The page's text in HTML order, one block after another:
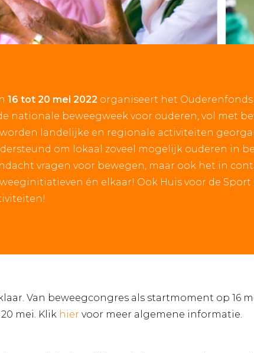
16 tot 20 mei 2022 organiseert het Ouderenfonds
nationale beweegweek voor ouderen, vol met
worden landelijke en regionale activiteiten
om lokaal zoveel mogelijk ouderen in
vragen voor bewegen, maar ook het in
én elkaar! Ook Huis voor de
Van beweegcongres als startmoment op 16
mei. Klik hier voor meer algemene informatie.